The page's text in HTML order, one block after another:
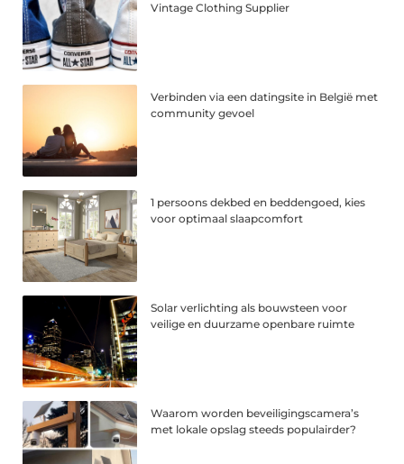
Vintage Clothing Supplier
Verbinden via een datingsite in België met
community gevoel
1 persoons dekbed en beddengoed, kies
voor optimaal slaapcomfort
Solar verlichting als bouwsteen voor
veilige en duurzame openbare ruimte
Waarom worden beveiligingscamera’s
met lokale opslag steeds populairder?